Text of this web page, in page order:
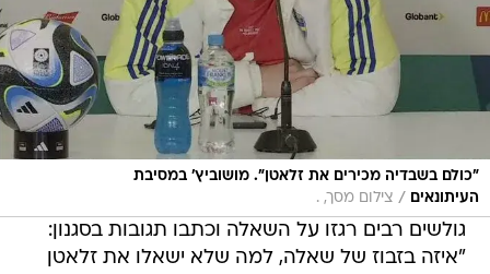
"כולם בשבדיה מכירים את זלאטן". מושוביץ' במסיבת
העיתונאים
/ צילום מסך, .
גולשים רבים רגזו על השאלה וכתבו תגובות בסגנון:
"איזה בזבוז של שאלה, למה שלא ישאלו את זלאטן